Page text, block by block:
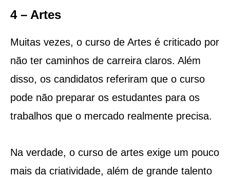
4 – Artes
Muitas vezes, o curso de Artes é criticado por
não ter caminhos de carreira claros. Além
disso, os candidatos referiram que o curso
pode não preparar os estudantes para os
trabalhos que o mercado realmente precisa.
Na verdade, o curso de artes exige um pouco
mais da criatividade, além de grande talento